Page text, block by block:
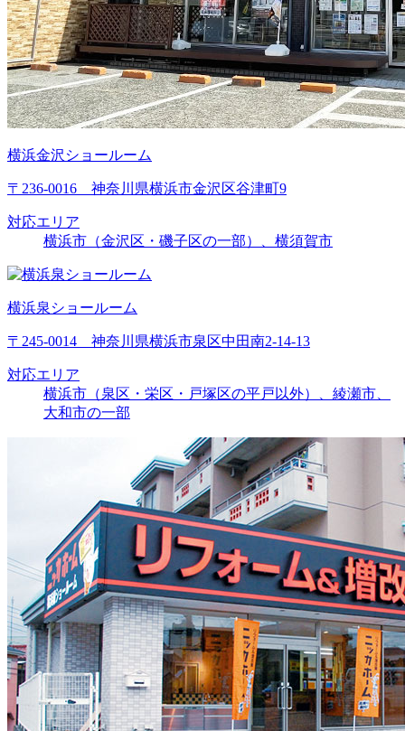
横浜金沢ショールーム
〒236-0016 神奈川県横浜市金沢区谷津町9
対応エリア
横浜市（金沢区・磯子区の一部）、横須賀市
横浜泉ショールーム
〒245-0014 神奈川県横浜市泉区中田南2-14-13
対応エリア
横浜市（泉区・栄区・戸塚区の平戸以外）、綾瀬市、
大和市の一部